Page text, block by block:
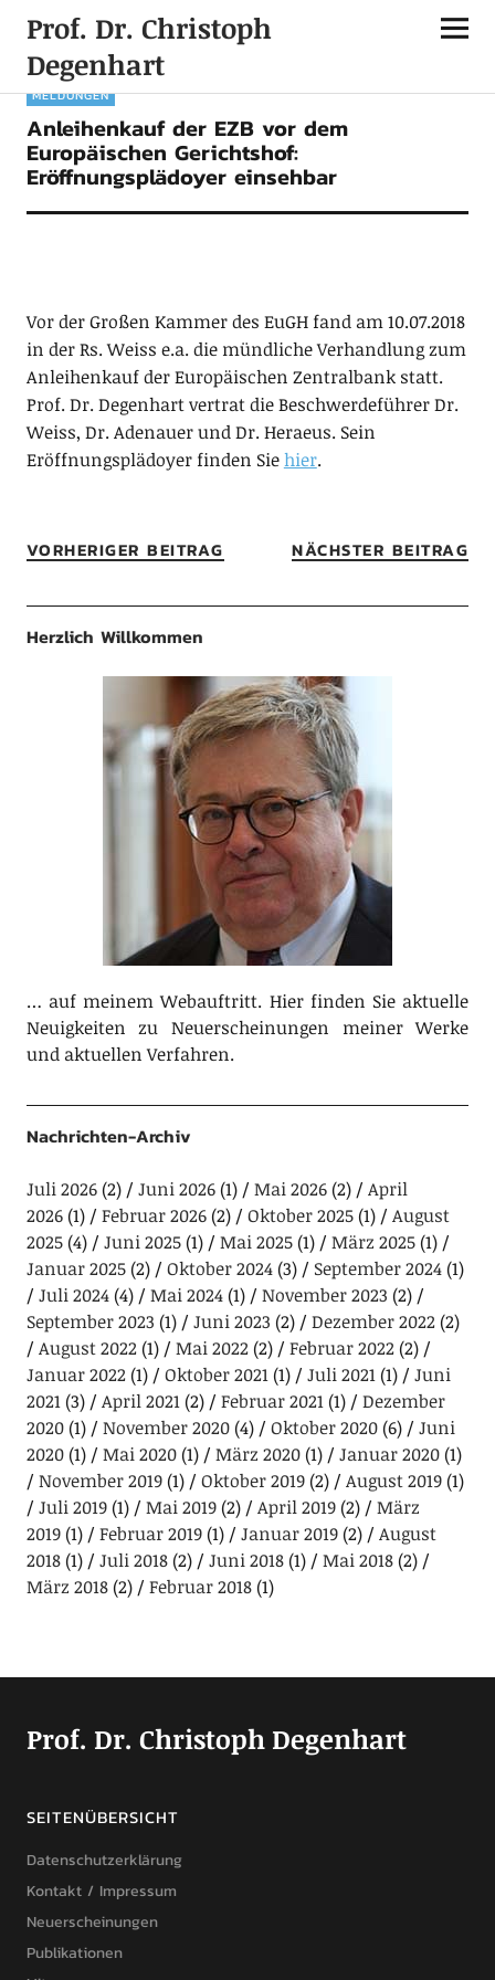
Prof. Dr. Christoph
Degenhart
MELDUNGEN
Anleihenkauf der EZB vor dem
Europäischen Gerichtshof:
Eröffnungsplädoyer einsehbar
Vor der Großen Kammer des EuGH fand am 10.07.2018
in der Rs. Weiss e.a. die mündliche Verhandlung zum
Anleihenkauf der Europäischen Zentralbank statt.
Prof. Dr. Degenhart vertrat die Beschwerdeführer Dr.
Weiss, Dr. Adenauer und Dr. Heraeus. Sein
Eröffnungsplädoyer finden Siehier.
VORHERIGER BEITRAG NÄCHSTER BEITRAG
Herzlich Willkommen
… auf meinem Webauftritt. Hier finden Sie aktuelle
Neuigkeiten zu Neuerscheinungen meiner Werke
und aktuellen Verfahren.
Nachrichten-Archiv
Juli 2026(2) Juni 2026(1) Mai 2026(2)
April
2026(1) Februar 2026(2) Oktober 2025(1)
August
2025(4) Juni 2025(1) Mai 2025(1) März 2025(1)
Januar 2025(2) Oktober 2024(3) September 2024(1)
Juli 2024(4) Mai 2024(1) November 2023 (2)
September 2023 (1) Juni 2023 (2) Dezember 2022(2)
August 2022(1) Mai 2022(2) Februar 2022(2)
Januar 2022(1) Oktober 2021(1) Juli 2021(1)
Juni
2021(3) April 2021(2) Februar 2021(1)
Dezember
2020(1) November 2020(4) Oktober 2020(6)
Juni
2020(1) Mai 2020(1) März 2020(1) Januar 2020(1)
November 2019(1) Oktober 2019(2) August 2019(1)
Juli 2019(1) Mai 2019(2) April 2019(2)
März
2019(1) Februar 2019(1) Januar 2019(2)
August
2018(1) Juli 2018(2) Juni 2018(1) Mai 2018(2)
März 2018(2) Februar 2018(1)
Prof. Dr. Christoph Degenhart
SEITENÜBERSICHT
Datenschutzerklärung
Kontakt / Impressum
Neuerscheinungen
Publikationen